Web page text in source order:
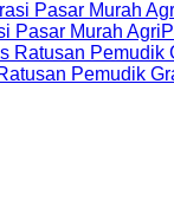
Pasar Murah
Pemudik